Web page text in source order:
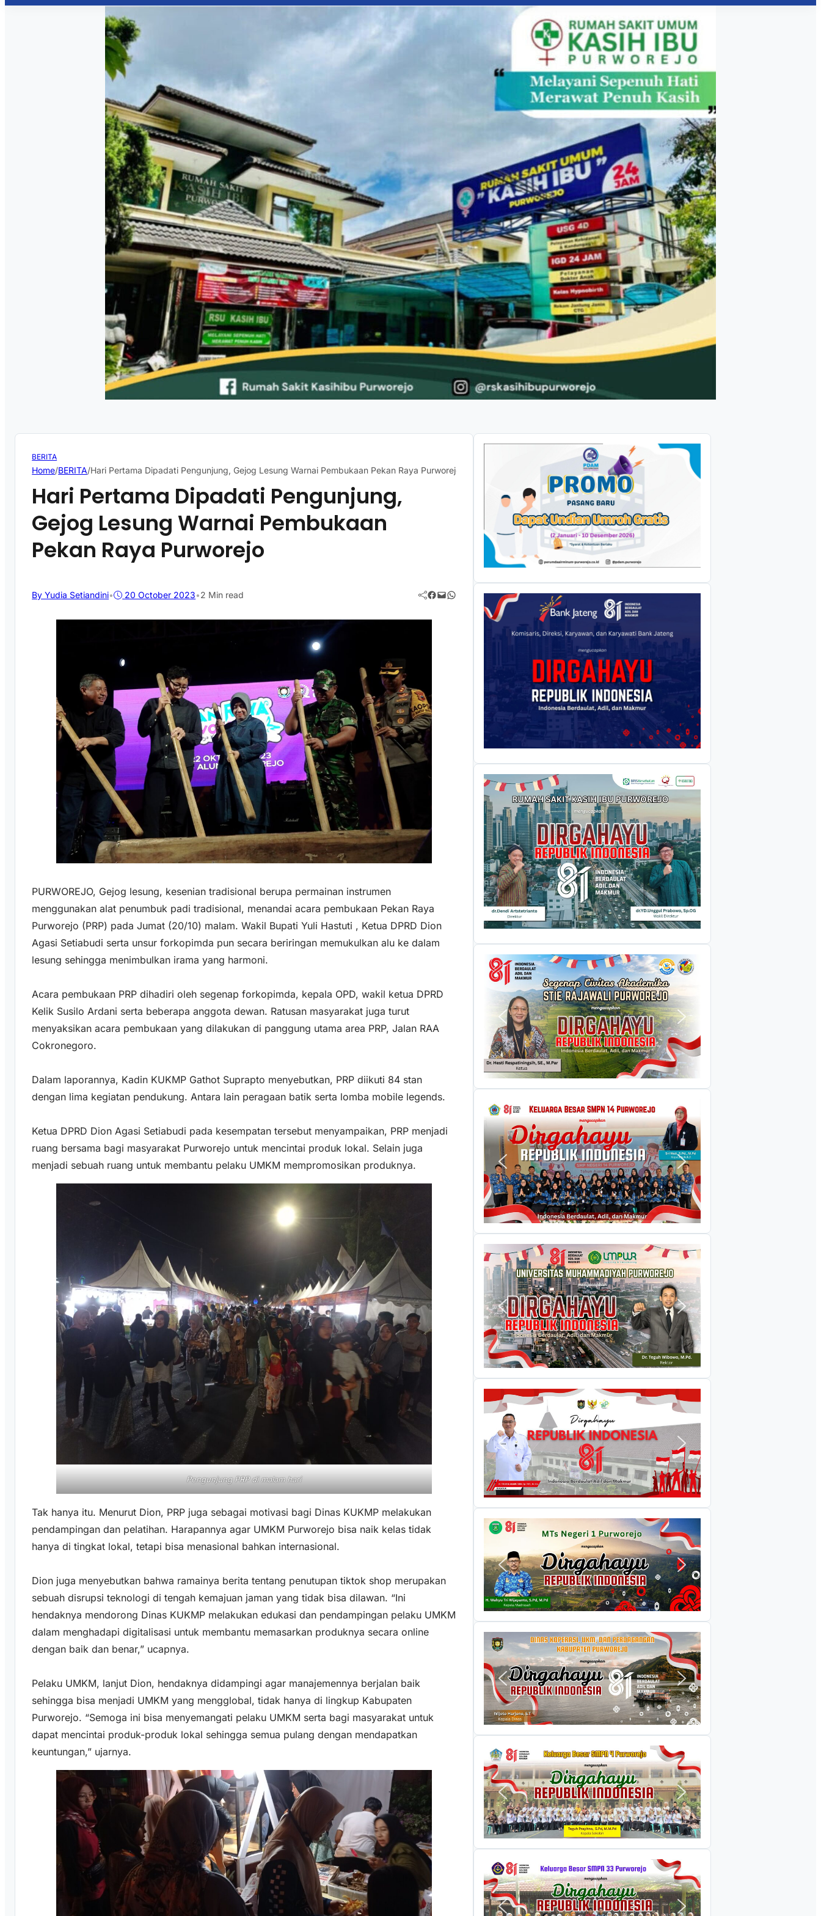
BERITA
Home/BERITA/Hari Pertama Dipadati Pengunjung, Gejog Lesung Warnai Pembukaan Pekan Raya Purworejo
Hari Pertama Dipadati Pengunjung,
Gejog Lesung Warnai Pembukaan
Pekan Raya Purworejo
By Yudia Setiandini• 20 October 2023•2 Min read Facebook Mail WhatsApp
PURWOREJO, Gejog lesung, kesenian tradisional berupa permainan instrumen
menggunakan alat penumbuk padi tradisional, menandai acara pembukaan Pekan Raya
Purworejo (PRP) pada Jumat (20/10) malam. Wakil Bupati Yuli Hastuti , Ketua DPRD Dion
Agasi Setiabudi serta unsur forkopimda pun secara beriringan memukulkan alu ke dalam
lesung sehingga menimbulkan irama yang harmoni.
Acara pembukaan PRP dihadiri oleh segenap forkopimda, kepala OPD, wakil ketua DPRD
Kelik Susilo Ardani serta beberapa anggota dewan. Ratusan masyarakat juga turut
menyaksikan acara pembukaan yang dilakukan di panggung utama area PRP, Jalan RAA
Cokronegoro.
Dalam laporannya, Kadin KUKMP Gathot Suprapto menyebutkan, PRP diikuti 84 stan
dengan lima kegiatan pendukung. Antara lain peragaan batik serta lomba mobile legends.
Ketua DPRD Dion Agasi Setiabudi pada kesempatan tersebut menyampaikan, PRP menjadi
ruang bersama bagi masyarakat Purworejo untuk mencintai produk lokal. Selain juga
menjadi sebuah ruang untuk membantu pelaku UMKM mempromosikan produknya.
Pengunjung PRP di malam hari
Tak hanya itu. Menurut Dion, PRP juga sebagai motivasi bagi Dinas KUKMP melakukan
pendampingan dan pelatihan. Harapannya agar UMKM Purworejo bisa naik kelas tidak
hanya di tingkat lokal, tetapi bisa menasional bahkan internasional.
Dion juga menyebutkan bahwa ramainya berita tentang penutupan tiktok shop merupakan
sebuah disrupsi teknologi di tengah kemajuan jaman yang tidak bisa dilawan. “Ini
hendaknya mendorong Dinas KUKMP melakukan edukasi dan pendampingan pelaku UMKM
dalam menghadapi digitalisasi untuk membantu memasarkan produknya secara online
dengan baik dan benar,” ucapnya.
Pelaku UMKM, lanjut Dion, hendaknya didampingi agar manajemennya berjalan baik
sehingga bisa menjadi UMKM yang mengglobal, tidak hanya di lingkup Kabupaten
Purworejo. “Semoga ini bisa menyemangati pelaku UMKM serta bagi masyarakat untuk
dapat mencintai produk-produk lokal sehingga semua pulang dengan mendapatkan
keuntungan,” ujarnya.